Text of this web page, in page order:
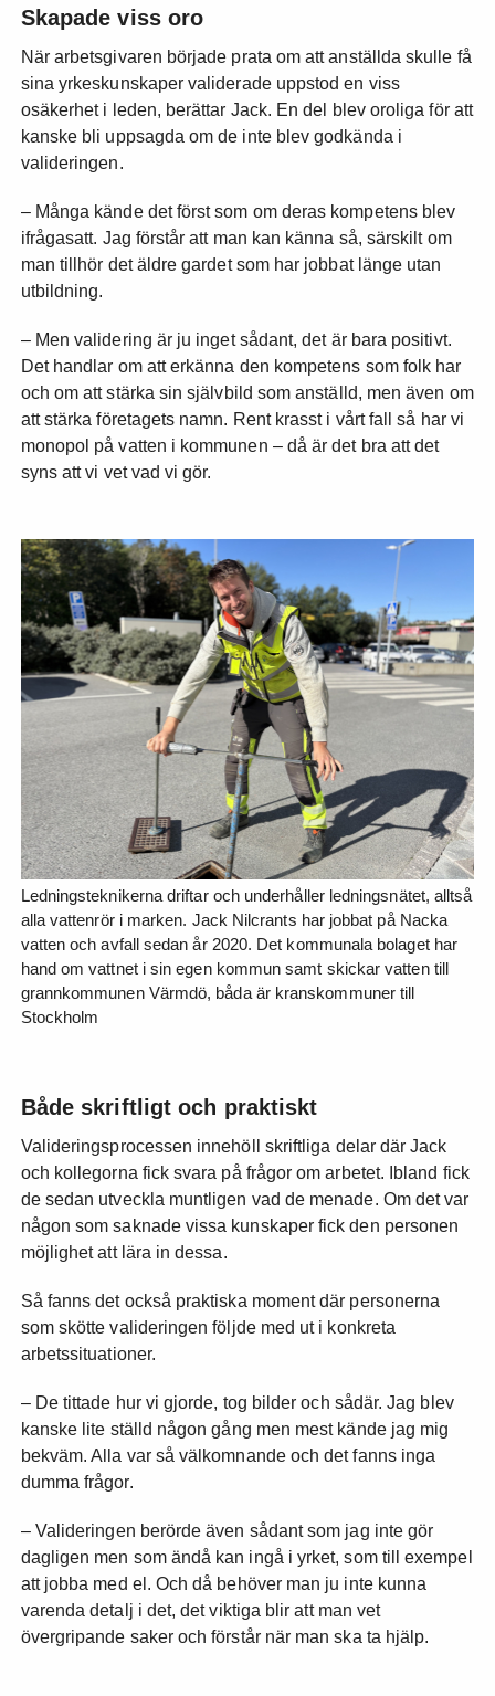
Skapade viss oro
När arbetsgivaren började prata om att anställda skulle få
sina yrkeskunskaper validerade uppstod en viss
osäkerhet i leden, berättar Jack. En del blev oroliga för att
kanske bli uppsagda om de inte blev godkända i
valideringen.
– Många kände det först som om deras kompetens blev
ifrågasatt. Jag förstår att man kan känna så, särskilt om
man tillhör det äldre gardet som har jobbat länge utan
utbildning.
– Men validering är ju inget sådant, det är bara positivt.
Det handlar om att erkänna den kompetens som folk har
och om att stärka sin självbild som anställd, men även om
att stärka företagets namn. Rent krasst i vårt fall så har vi
monopol på vatten i kommunen – då är det bra att det
syns att vi vet vad vi gör.
Ledningsteknikerna driftar och underhåller ledningsnätet, alltså
alla vattenrör i marken. Jack Nilcrants har jobbat på Nacka
vatten och avfall sedan år 2020. Det kommunala bolaget har
hand om vattnet i sin egen kommun samt skickar vatten till
grannkommunen Värmdö, båda är kranskommuner till
Stockholm
Både skriftligt och praktiskt
Valideringsprocessen innehöll skriftliga delar där Jack
och kollegorna fick svara på frågor om arbetet. Ibland fick
de sedan utveckla muntligen vad de menade. Om det var
någon som saknade vissa kunskaper fick den personen
möjlighet att lära in dessa.
Så fanns det också praktiska moment där personerna
som skötte valideringen följde med ut i konkreta
arbetssituationer.
– De tittade hur vi gjorde, tog bilder och sådär. Jag blev
kanske lite ställd någon gång men mest kände jag mig
bekväm. Alla var så välkomnande och det fanns inga
dumma frågor.
– Valideringen berörde även sådant som jag inte gör
dagligen men som ändå kan ingå i yrket, som till exempel
att jobba med el. Och då behöver man ju inte kunna
varenda detalj i det, det viktiga blir att man vet
övergripande saker och förstår när man ska ta hjälp.